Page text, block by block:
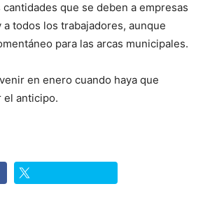
que se deben a empresas
a todos los trabajadores, aunque
para las arcas municipales.
en enero cuando haya que
el anticipo.